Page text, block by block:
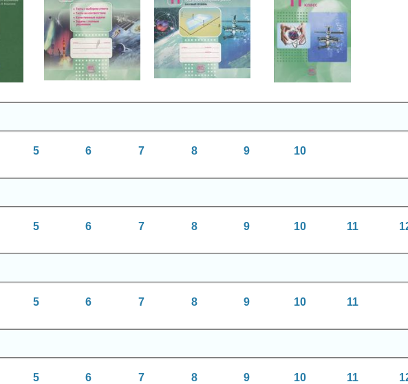
Физика
11 класс
Физика
11 класс
Физика
11 класс
5 6 7 8 9 10
5 6 7 8 9 10 11
5 6 7 8 9 10 11
5 6 7 8 9 10 11